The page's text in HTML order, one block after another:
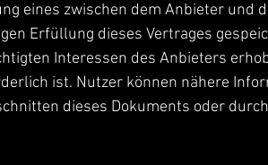
eines zwischen dem Anbieter und
Erfüllung dieses Vertrages
Interessen des Anbieters
ist. Nutzer können nähere
dieses Dokuments oder